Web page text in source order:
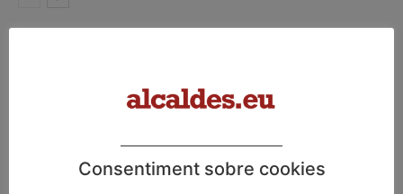
Consentiment sobre cookies